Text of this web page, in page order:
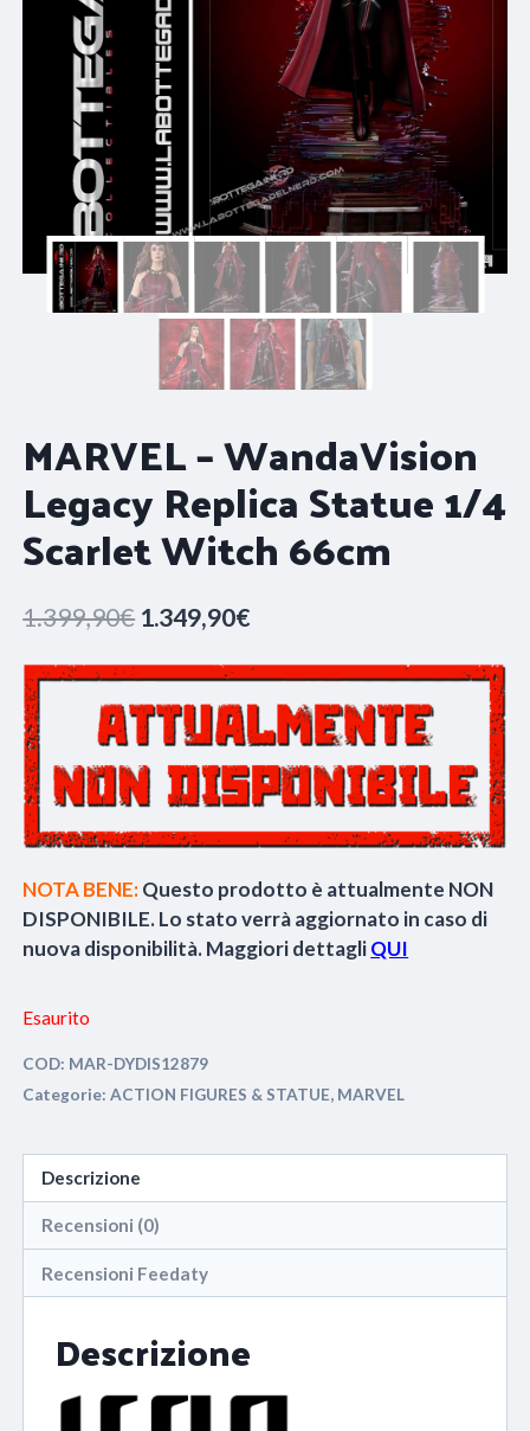
MARVEL – WandaVision
Legacy Replica Statue 1/4
Scarlet Witch 66cm
1.399,90€ Il
prezzo
originale
era:
1.399,90€.
1.349,90€Il
prezzo
attuale
è:
1.349,90€.
NOTA BENE:Questo prodotto è attualmente NON
DISPONIBILE. Lo stato verrà aggiornato in caso di
nuova disponibilità. Maggiori dettagliQUI
Esaurito
COD: MAR-DYDIS12879
Categorie:ACTION FIGURES & STATUE, MARVEL
Descrizione
Recensioni (0)
Recensioni Feedaty
Descrizione